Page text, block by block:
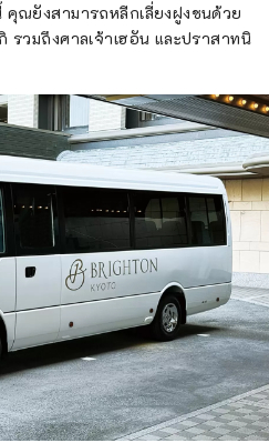
ณยังสามารถหลีกเลี่ยงฝูงชนด้วย
รวมถึงศาลเจ้าเฮอัน และปราสาทนิ